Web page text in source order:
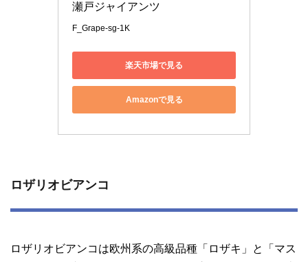
瀬戸ジャイアンツ
F_Grape-sg-1K
楽天市場で見る
Amazonで見る
ロザリオビアンコ
ロザリオビアンコは欧州系の高級品種「ロザキ」と「マス